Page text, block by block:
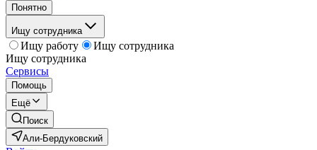
Понятно
Ищу сотрудника
Ищу работу
Ищу сотрудника
Ищу сотрудника
Сервисы
Помощь
Ещё
Поиск
Али-Бердуковский